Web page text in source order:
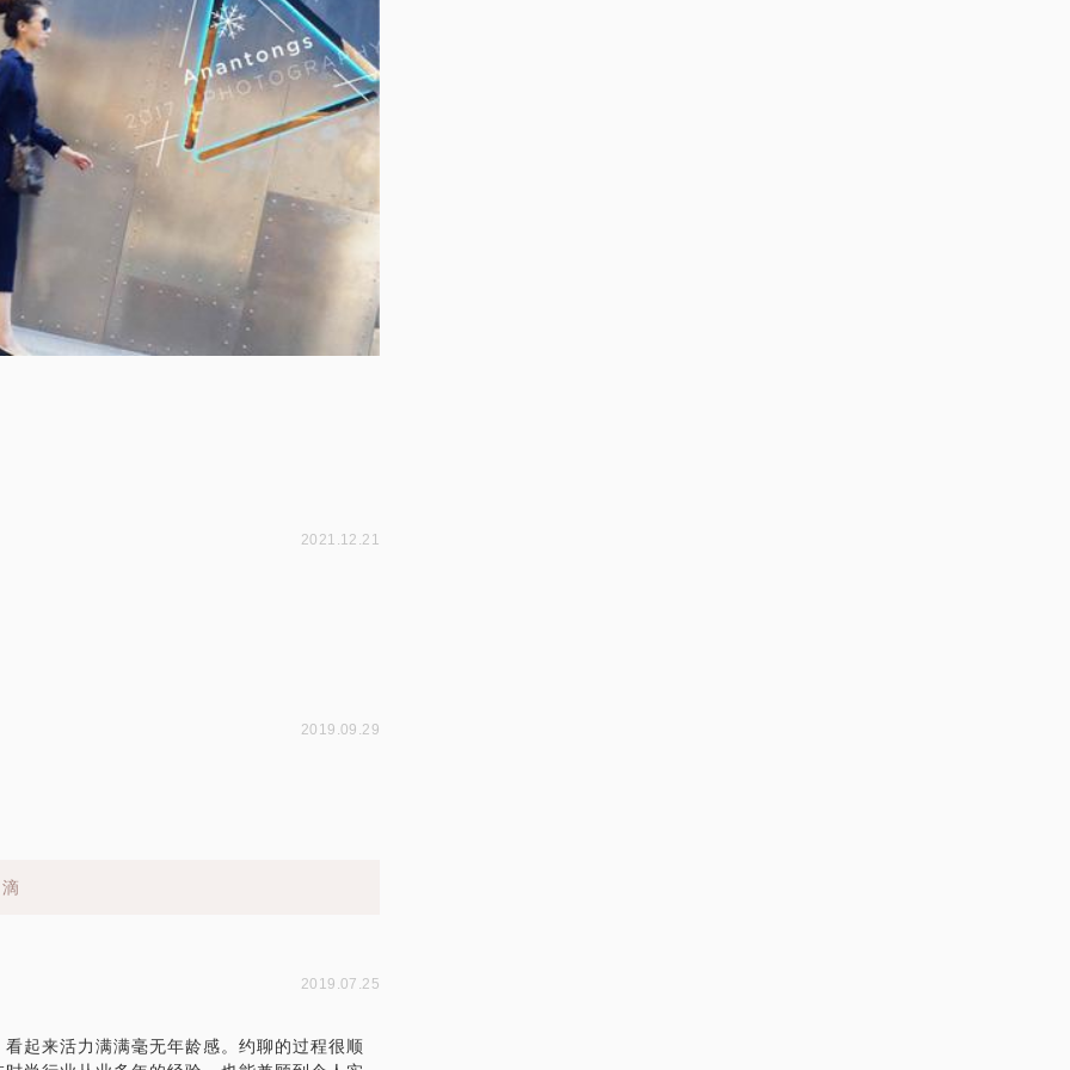
2021.12.21
2019.09.29
2019.07.25
起来活力满满毫无年龄感。约聊的过程很顺